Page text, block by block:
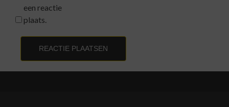
een reactie
plaats.